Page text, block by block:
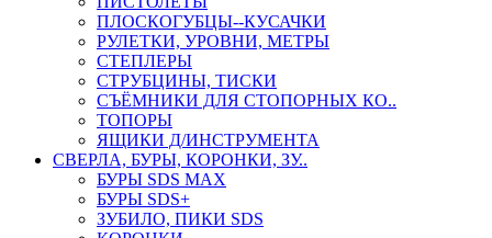
ПЛОСКОГУБЦЫ--КУСАЧКИ
РУЛЕТКИ, УРОВНИ, МЕТРЫ
СТЕПЛЕРЫ
СТРУБЦИНЫ, ТИСКИ
СЪЁМНИКИ ДЛЯ СТОПОРНЫХ КО..
ТОПОРЫ
ЯЩИКИ Д/ИНСТРУМЕНТА
СВЕРЛА, БУРЫ, КОРОНКИ, ЗУ..
БУРЫ SDS MAX
БУРЫ SDS+
ЗУБИЛО, ПИКИ SDS